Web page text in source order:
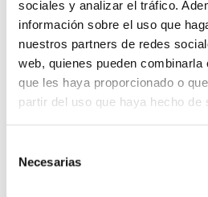
sociales y analizar el tráfico.
información sobre el uso que
nuestros partners de redes
web, quienes pueden combinarla
que les haya proporcionado o
partir del uso que haya hecho de
Necesarias